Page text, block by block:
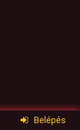
Belépés